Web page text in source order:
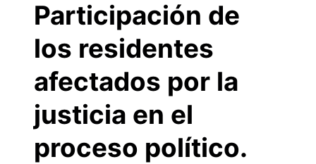
Participación de
los residentes
afectados por la
justicia en el
proceso político.